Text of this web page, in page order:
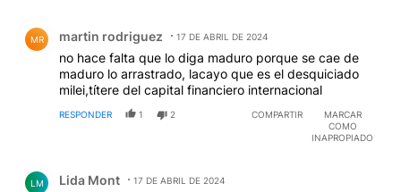
MR martin rodriguez 17 DE ABRIL DE 2024
no hace falta que lo diga maduro porque se cae de
maduro lo arrastrado, lacayo que es el desquiciado
milei,títere del capital financiero internacional
RESPONDER 1 2 COMPARTIR
MARCAR
COMO
INAPROPIADO
LM Lida Mont 17 DE ABRIL DE 2024